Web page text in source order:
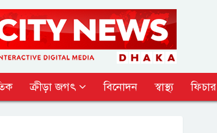
ক্রীড়া জগৎ বিনোদন স্বাস্থ্য ফিচার